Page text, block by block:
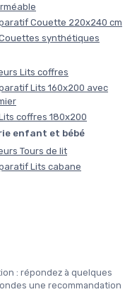
Couette 220x240 cm
synthétiques
Lits coffres
Lits 160x200 avec
coffres 180x200
enfant et bébé
Tours de lit
Lits cabane
: répondez à quelques
une recommandation